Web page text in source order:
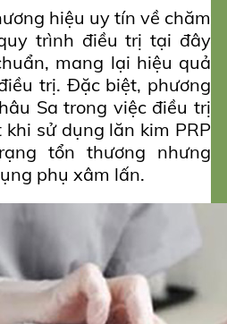
hiệu uy tín về chăm
trình điều trị tại đây
mang lại hiệu quả
trị. Đặc biệt, phương
Sa trong việc điều trị
sử dụng lăn kim PRP
tổn thương nhưng
phụ xâm lấn.